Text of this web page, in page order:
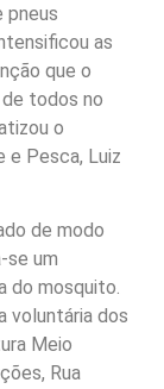
pneus
as
que o
todos no
o
e Pesca, Luiz
de modo
se um
do mosquito.
voluntária dos
Meio
Rua